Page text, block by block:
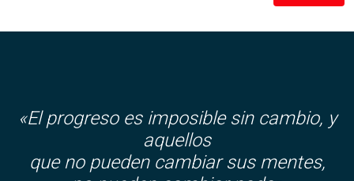
«El progreso es imposible sin cambio, y
aquellos
que no pueden cambiar sus mentes,